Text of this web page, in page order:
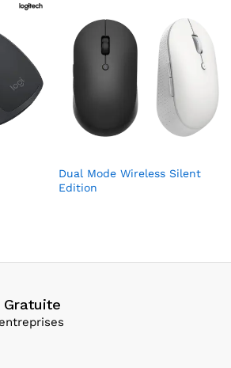
Dual Mode Wireless Silent
Edition
Gratuite